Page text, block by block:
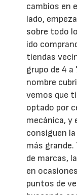
cambios en
lado,
sobre todo
ido
tiendas
grupo de 4
nombre
vemos que
optado por
mecánica, y
consiguen
más
de marcas,
en
puntos de